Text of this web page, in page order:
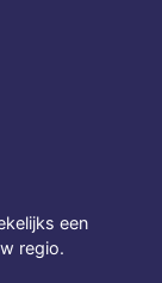
een
regio.